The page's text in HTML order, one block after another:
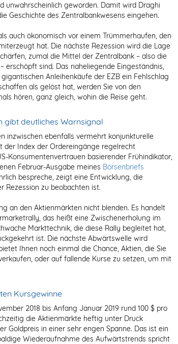
unwahrscheinlich geworden. Damit wird Draghi
Geschichte des Zentralbankwesens eingehen.
auch ökonomisch vor einem Trümmerhaufen, den
hat. Die nächste Rezession wird die Lage
zumal die Mittel der Zentralbank – also die
erschöpft sind. Das naheliegende Eingeständnis,
Anleihenkäufe der EZB ein Fehlschlag
als gelöst hat, werden Sie von den
hören, ganz gleich, wohin die Reise geht.
gibt deutliches Warnsignal
inzwischen ebenfalls vermehrt konjunkturelle
der Index der Ordereingänge regelrecht
Konsumentenvertrauen basierender Frühindikator,
Februar-Ausgabe meines Börsenbriefs
bespreche, zeigt eine Entwicklung, die
Rezession zu beobachten ist.
an den Aktienmärkten nicht blenden. Es handelt
das heißt eine Zwischenerholung im
Markttechnik, die diese Rally begleitet hat,
ist. Die nächste Abwärtswelle wird
Ihnen noch einmal die Chance, Aktien, die Sie
oder auf fallende Kurse zu setzen, um mit
Kursgewinne
2018 bis Anfang Januar 2019 rund 100 $ pro
die Aktienmärkte heftig unter Druck
Goldpreis in einer sehr engen Spanne. Das ist ein
Wiederaufnahme des Aufwärtstrends spricht